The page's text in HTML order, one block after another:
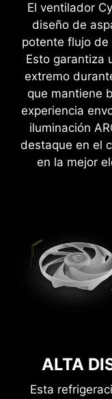
El ventilador
diseño de
potente flujo de
Esto garantiza
extremo
que mantiene
experiencia
iluminación
destaque en el
en la mejor
ALTA
Esta